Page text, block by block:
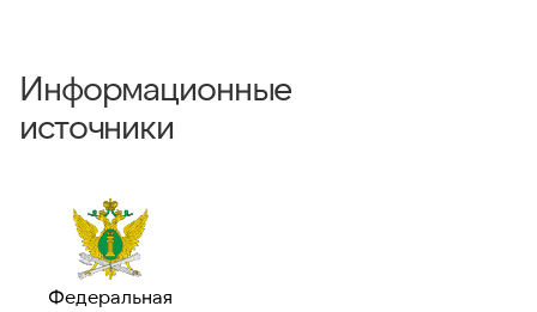
Информационные
источники
Федеральная